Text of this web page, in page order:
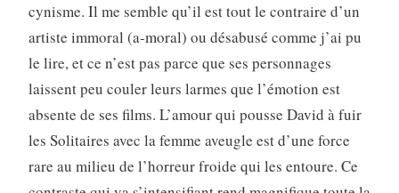
cynisme. Il me semble qu’il est tout le contraire d’un
artiste immoral (a-moral) ou désabusé comme j’ai pu
le lire, et ce n’est pas parce que ses personnages
laissent peu couler leurs larmes que l’émotion est
absente de ses films. L’amour qui pousse David à fuir
les Solitaires avec la femme aveugle est d’une force
rare au milieu de l’horreur froide qui les entoure. Ce